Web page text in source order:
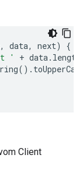
, data, next)
{
' + data. length
() .
Client